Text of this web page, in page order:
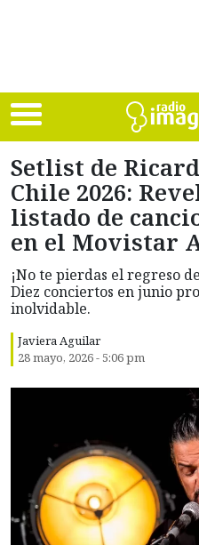
Setlist de
Chile 2026:
listado de
en el Movistar
¡No te pierdas el regreso
Diez conciertos en junio
inolvidable.
Javiera Aguilar
28 mayo, 2026 - 5:06 pm